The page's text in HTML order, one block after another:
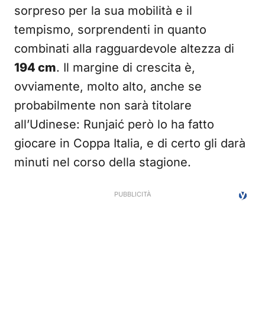
sorpreso per la sua mobilità e il
tempismo, sorprendenti in quanto
combinati alla ragguardevole altezza di
194 cm. Il margine di crescita è,
ovviamente, molto alto, anche se
probabilmente non sarà titolare
all’Udinese: Runjaić però lo ha fatto
giocare in Coppa Italia, e di certo gli darà
minuti nel corso della stagione.